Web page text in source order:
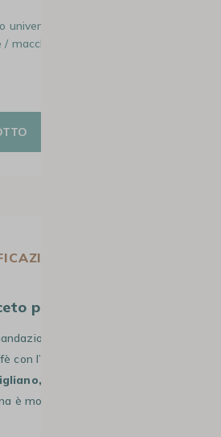
universale
macchina da caffè in grani /
DOLCE GUSTO
per decalcificare?
per la decalcificazione
con l’aceto. Tuttavia,
è molto acido e può danneggiare